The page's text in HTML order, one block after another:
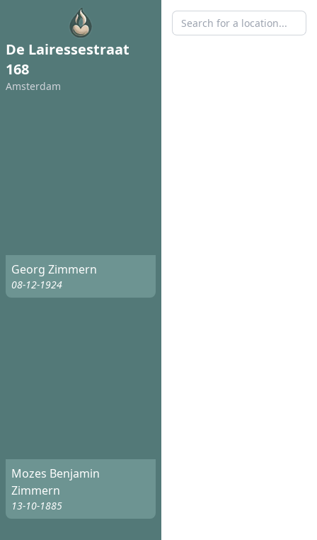
De Lairessestraat
168
Amsterdam
Georg Zimmern
08-12-1924
Mozes Benjamin
Zimmern
13-10-1885